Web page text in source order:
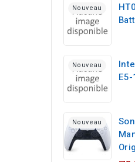
Nouveau
Nouveau
E5-
Nouveau